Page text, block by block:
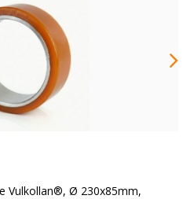
Vulkollan®, Ø 230x85mm,